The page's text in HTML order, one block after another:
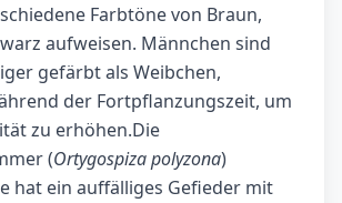
Farbtöne von Braun,
aufweisen. Männchen sind
gefärbt als Weibchen,
der Fortpflanzungszeit, um
zu erhöhen.Die
(Ortygospiza polyzona)
hat ein auffälliges Gefieder mit